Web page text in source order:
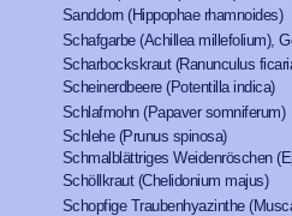
Sanddorn (Hippophae rhamnoides)
Schafgarbe (Achillea millefolium),
Scharbockskraut (Ranunculus
Scheinerdbeere (Potentilla indica)
Schlafmohn (Papaver somniferum)
Schlehe (Prunus spinosa)
Schmalblättriges Weidenröschen
Schöllkraut (Chelidonium majus)
Schopfige Traubenhyazinthe